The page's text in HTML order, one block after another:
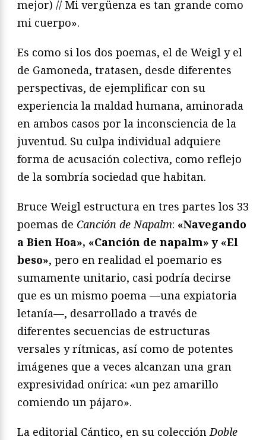
mejor) // Mi vergüenza es tan grande como
mi cuerpo».
Es como si los dos poemas, el de Weigl y el
de Gamoneda, tratasen, desde diferentes
perspectivas, de ejemplificar con su
experiencia la maldad humana, aminorada
en ambos casos por la inconsciencia de la
juventud. Su culpa individual adquiere
forma de acusación colectiva, como reflejo
de la sombría sociedad que habitan.
Bruce Weigl estructura en tres partes los 33
poemas de Canción de Napalm: «Navegando
a Bien Hoa», «Canción de napalm» y «El
beso», pero en realidad el poemario es
sumamente unitario, casi podría decirse
que es un mismo poema —una expiatoria
letanía—, desarrollado a través de
diferentes secuencias de estructuras
versales y rítmicas, así como de potentes
imágenes que a veces alcanzan una gran
expresividad onírica: «un pez amarillo
comiendo un pájaro».
La editorial Cántico, en su colecciónDoble